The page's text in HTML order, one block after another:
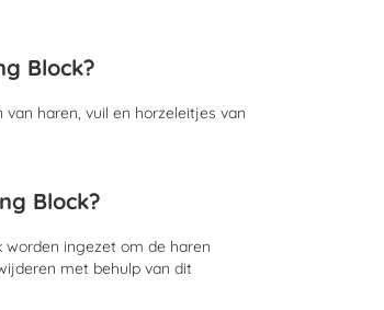
Block?
haren, vuil en horzeleitjes van
Block?
ingezet om de haren
met behulp van dit